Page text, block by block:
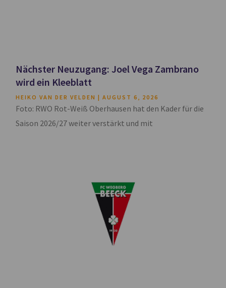
Nächster Neuzugang: Joel Vega Zambrano
wird ein Kleeblatt
HEIKO VAN DER VELDEN AUGUST 6, 2026
Foto: RWO Rot-Weiß Oberhausen hat den Kader für die
Saison 2026/27 weiter verstärkt und mit